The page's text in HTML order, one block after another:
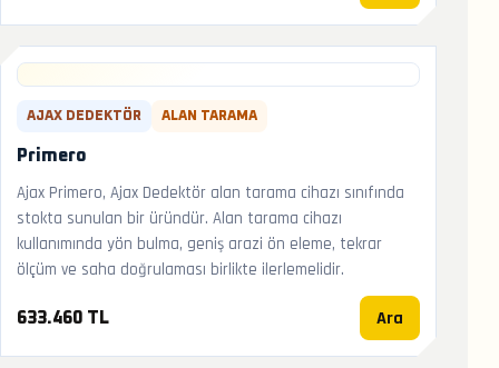
AJAX DEDEKTÖR ALAN TARAMA
Primero
Ajax Primero, Ajax Dedektör alan tarama cihazı sınıfında
stokta sunulan bir üründür. Alan tarama cihazı
kullanımında yön bulma, geniş arazi ön eleme, tekrar
ölçüm ve saha doğrulaması birlikte ilerlemelidir.
633.460 TL Ara